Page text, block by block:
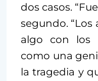
dos casos.
segundo. “Los
algo con los
como una
la tragedia y